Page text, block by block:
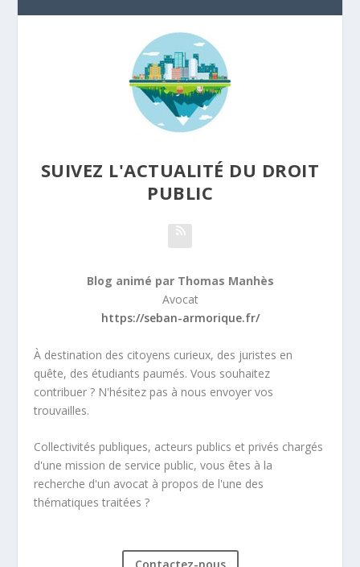
SUIVEZ L'ACTUALITÉ DU DROIT
PUBLIC
Blog animé par Thomas Manhès
Avocat
https://seban-armorique.fr/
À destination des citoyens curieux, des juristes en
quête, des étudiants paumés. Vous souhaitez
contribuer ? N'hésitez pas à nous envoyer vos
trouvailles.
Collectivités publiques, acteurs publics et privés chargés
d'une mission de service public, vous êtes à la
recherche d'un avocat à propos de l'une des
thématiques traitées ?